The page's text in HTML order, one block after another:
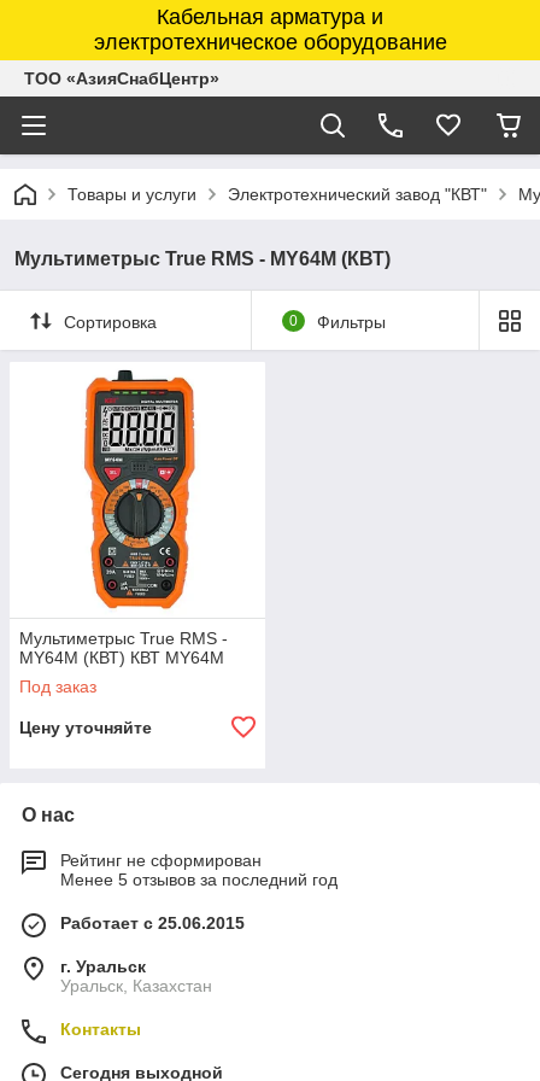
Кабельная арматура и
электротехническое оборудование
ТОО «АзияСнабЦентр»
Товары и услуги Электротехнический завод "КВТ"
Мультиметрыс True RMS - MY64M (КВТ)
Сортировка 0 Фильтры
Мультиметрыс True RMS -
MY64M (КВТ) КВТ MY64M
Под заказ
Цену уточняйте
О нас
Рейтинг не сформирован
Менее 5 отзывов за последний год
Работает с 25.06.2015
г. Уральск
Уральск, Казахстан
Контакты
Сегодня выходной